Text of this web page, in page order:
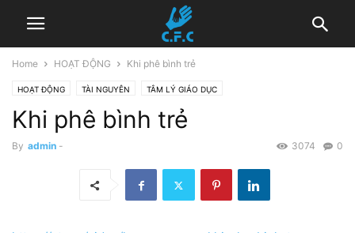
Home HOẠT ĐỘNG Khi phê bình trẻ
HOẠT ĐỘNG TÀI NGUYÊN TÂM LÝ GIÁO DỤC
Khi phê bình trẻ
By admin - 0
3074